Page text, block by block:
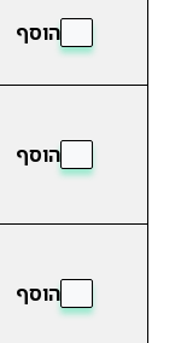
הוסף
הוסף
הוסף